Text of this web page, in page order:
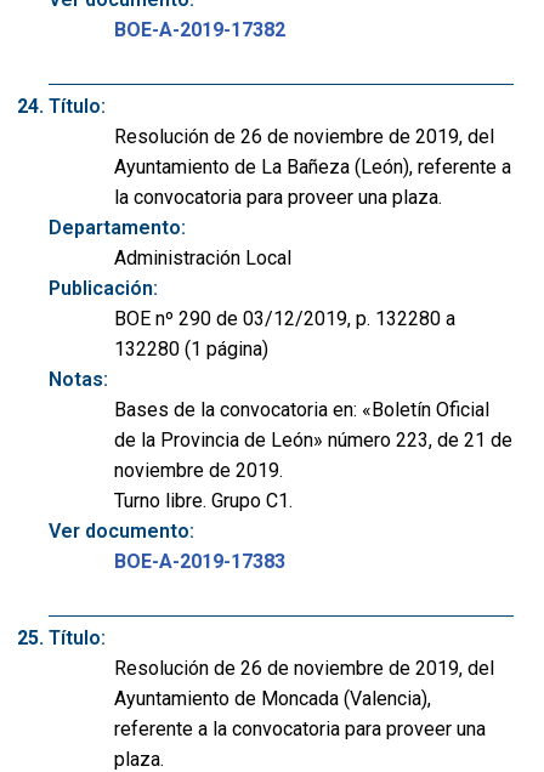
BOE-A-2019-17382
Título:
Resolución de 26 de noviembre de 2019, del
Ayuntamiento de La Bañeza (León), referente a
la convocatoria para proveer una plaza.
Departamento:
Administración Local
Publicación:
BOE nº 290 de 03/12/2019, p. 132280 a
132280 (1 página)
Notas:
Bases de la convocatoria en: «Boletín Oficial
de la Provincia de León» número 223, de 21 de
noviembre de 2019.
Turno libre. Grupo C1.
Ver documento:
BOE-A-2019-17383
Título:
Resolución de 26 de noviembre de 2019, del
Ayuntamiento de Moncada (Valencia),
referente a la convocatoria para proveer una
plaza.